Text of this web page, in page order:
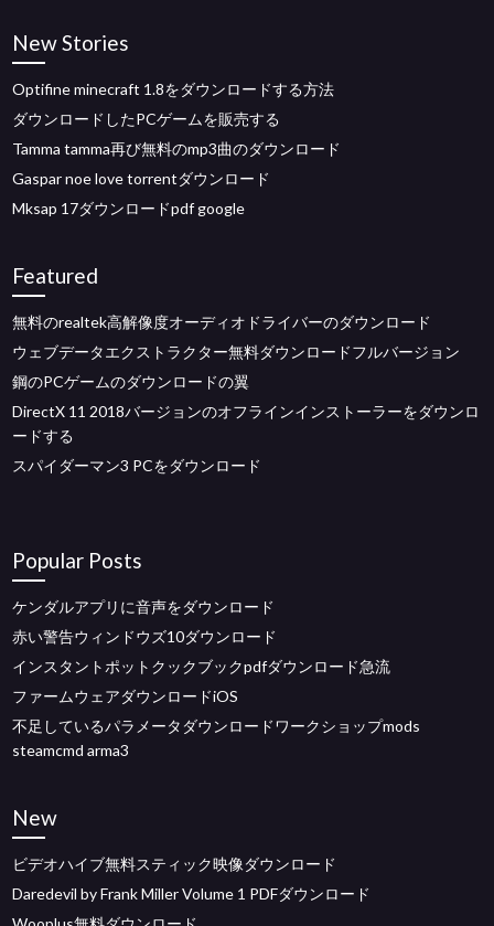
New Stories
Optifine minecraft 1.8をダウンロードする方法
ダウンロードしたPCゲームを販売する
Tamma tamma再び無料のmp3曲のダウンロード
Gaspar noe love torrentダウンロード
Mksap 17ダウンロードpdf google
Featured
無料のrealtek高解像度オーディオドライバーのダウンロード
ウェブデータエクストラクター無料ダウンロードフルバージョン
鋼のPCゲームのダウンロードの翼
DirectX 11 2018バージョンのオフラインインストーラーをダウンロ
ードする
スパイダーマン3 PCをダウンロード
Popular Posts
ケンダルアプリに音声をダウンロード
赤い警告ウィンドウズ10ダウンロード
インスタントポットクックブックpdfダウンロード急流
ファームウェアダウンロードiOS
不足しているパラメータダウンロードワークショップmods
steamcmd arma3
New
ビデオハイブ無料スティック映像ダウンロード
Daredevil by Frank Miller Volume 1 PDFダウンロード